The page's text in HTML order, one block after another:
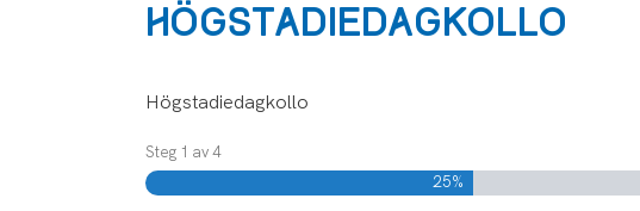
HÖGSTADIEDAGKOLLO
Högstadiedagkollo
Steg 1 av4
25%